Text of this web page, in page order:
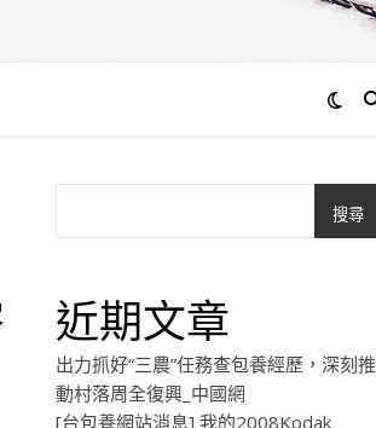
搜尋
近期文章
出力抓好“三農”任務查包養經歷，深刻推
動村落周全復興_中國網
[台包養網站消息] 我的2008Kodak